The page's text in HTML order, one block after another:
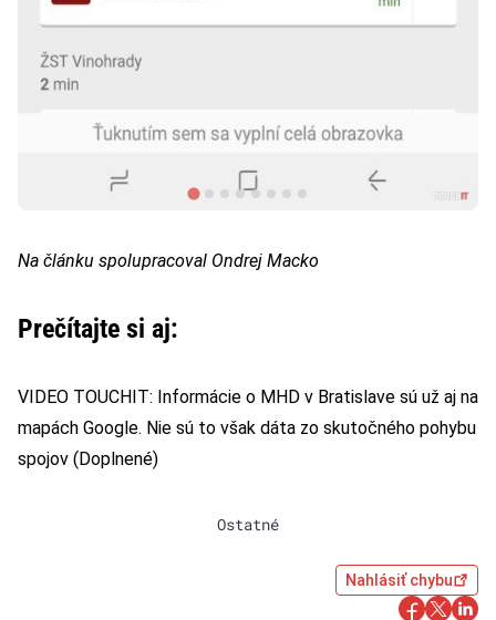
Na článku spolupracoval Ondrej Macko
Prečítajte si aj:
VIDEO TOUCHIT: Informácie o MHD v Bratislave sú už aj na
mapách Google. Nie sú to však dáta zo skutočného pohybu
spojov (Doplnené)
Ostatné
Nahlásiť chybu